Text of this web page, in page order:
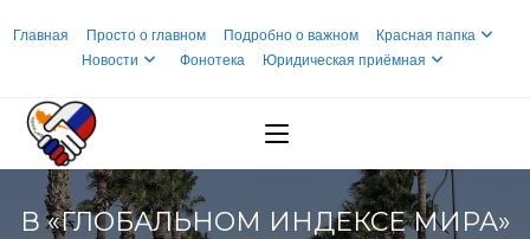
Главная Просто о главном Подробно о важном
Красная папка
Новости
Фонотека Юридическая приёмная
В «ГЛОБАЛЬНОМ ИНДЕКСЕ МИРА»